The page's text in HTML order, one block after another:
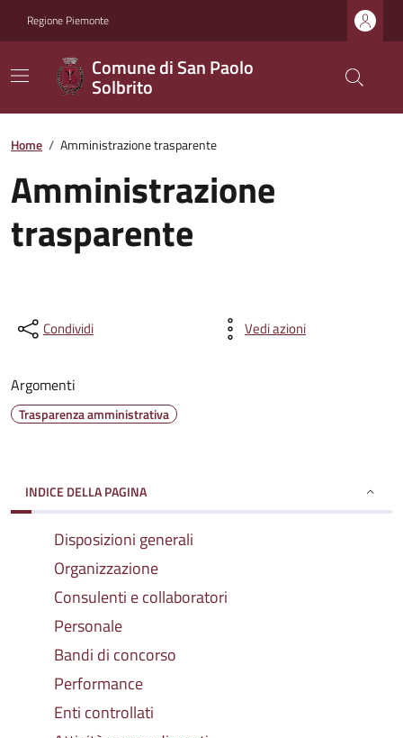
Regione Piemonte
Comune di San Paolo
Solbrito
Home / Amministrazione trasparente
Amministrazione
trasparente
Condividi Vedi azioni
Argomenti
Trasparenza amministrativa
INDICE DELLA PAGINA
Disposizioni generali
Organizzazione
Consulenti e collaboratori
Personale
Bandi di concorso
Performance
Enti controllati